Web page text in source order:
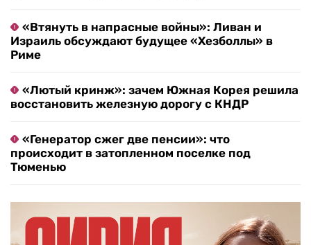
«Втянуть в напрасные войны»: Ливан и
Израиль обсуждают будущее «Хезболлы» в
Риме
«Лютый кринж»: зачем Южная Корея решила
восстановить железную дорогу с КНДР
«Генератор сжег две пенсии»: что
происходит в затопленном поселке под
Тюменью